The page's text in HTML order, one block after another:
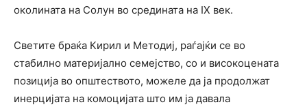
околината на Солун во средината на IX век.
Светите браќа Кирил и Методиј, раѓајќи се во
стабилно материјално семејство, со и високоцената
позиција во општеството, можеле да ја продолжат
инерцијата на комоцијата што им ја давала